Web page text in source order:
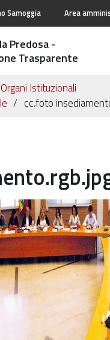
Samoggia Area
Predosa -
Trasparente
Organi Istituzionali
cc.foto